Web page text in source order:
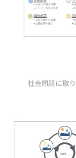
社会問題に取